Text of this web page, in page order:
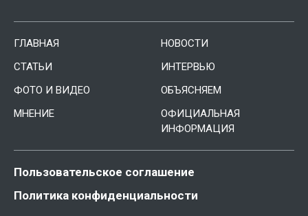
ГЛАВНАЯ
НОВОСТИ
СТАТЬИ
ИНТЕРВЬЮ
ФОТО И ВИДЕО
ОБЪЯСНЯЕМ
МНЕНИЕ
ОФИЦИАЛЬНАЯ
ИНФОРМАЦИЯ
Пользовательское соглашение
Политика конфиденциальности